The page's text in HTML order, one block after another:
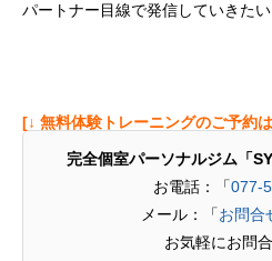
パートナー目線で発信していきた
[↓ 無料体験トレーニングのご予約
完全個室パーソナルジム「
お電話：「077-
メール：「お問合
お気軽にお問